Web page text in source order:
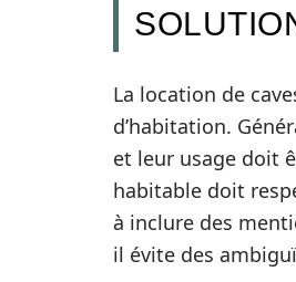
La location de
d’habitation.
et leur usage doit
habitable doit
à inclure des
il évite des